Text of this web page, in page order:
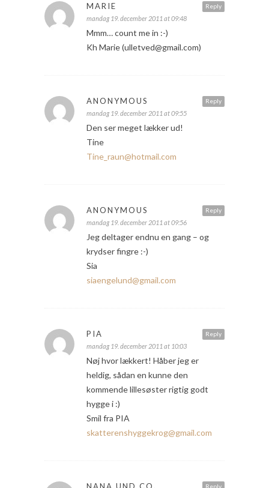
Reply
MARIE
mandag 19. december 2011 at 09:48
Mmm… count me in :-)
Kh Marie (ulletved@gmail.com)
Reply
ANONYMOUS
mandag 19. december 2011 at 09:55
Den ser meget lækker ud!
Tine
Tine_raun@hotmail.com
Reply
ANONYMOUS
mandag 19. december 2011 at 09:56
Jeg deltager endnu en gang – og
krydser fingre :-)
Sia
siaengelund@gmail.com
Reply
PIA
mandag 19. december 2011 at 10:03
Nøj hvor lækkert! Håber jeg er
heldig, sådan en kunne den
kommende lillesøster rigtig godt
hygge i :)
Smil fra PIA
skatterenshyggekrog@gmail.com
Reply
NANA UND CO.